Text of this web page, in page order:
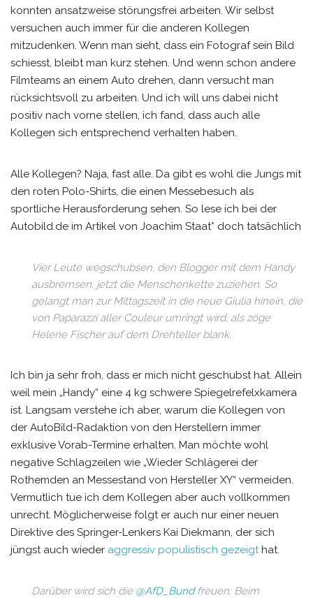
konnten ansatzweise störungsfrei arbeiten. Wir selbst
versuchen auch immer für die anderen Kollegen
mitzudenken. Wenn man sieht, dass ein Fotograf sein Bild
schiesst, bleibt man kurz stehen. Und wenn schon andere
Filmteams an einem Auto drehen, dann versucht man
rücksichtsvoll zu arbeiten. Und ich will uns dabei nicht
positiv nach vorne stellen, ich fand, dass auch alle
Kollegen sich entsprechend verhalten haben.
Alle Kollegen? Naja, fast alle. Da gibt es wohl die Jungs mit
den roten Polo-Shirts, die einen Messebesuch als
sportliche Herausforderung sehen. So lese ich bei der
Autobild.de im Artikel von Joachim Staat* doch tatsächlich
Vier Leute wegschubsen, den Blogger mit dem Handy
ausbremsen, jetzt die Menschenkette zuziehen. So
gelangt man zur Mittagszeit in die neue Giulia hinein, die
von Paparazzi aller Couleur umringt wird, als zöge
Helene Fischer auf dem Drehteller blank.
Ich bin ja sehr froh, dass er mich nicht geschubst hat. Allein
weil mein „Handy“ eine 4 kg schwere Spiegelrefelxkamera
ist. Langsam verstehe ich aber, warum die Kollegen von
der AutoBild-Radaktion von den Herstellern immer
exklusive Vorab-Termine erhalten. Man möchte wohl
negative Schlagzeilen wie „Wieder Schlägerei der
Rothemden an Messestand von Hersteller XY“ vermeiden.
Vermutlich tue ich dem Kollegen aber auch vollkommen
unrecht. Möglicherweise folgt er auch nur einer neuen
Direktive des Springer-Lenkers Kai Diekmann, der sich
jüngst auch wieder aggressiv populistisch gezeigthat.
Darüber wird sich die @AfD_Bundfreuen: Beim